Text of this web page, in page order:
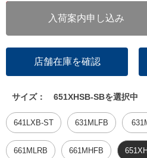
入荷案内申し込み
店舗在庫を確認
サイズ： 651XHSB-SBを選択中
641LXB-ST 631MLFB
661MLRB 661MHFB